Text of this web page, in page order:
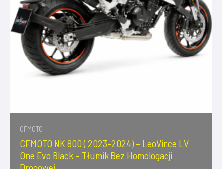
CFMOTO
CFMOTO NK 800 ( 2023–2024) – LeoVince LV
One Evo Black – Tłumik Bez Homologacji